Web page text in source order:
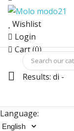
Wishlist
Login
Cart (0)
Results: di -
Language: